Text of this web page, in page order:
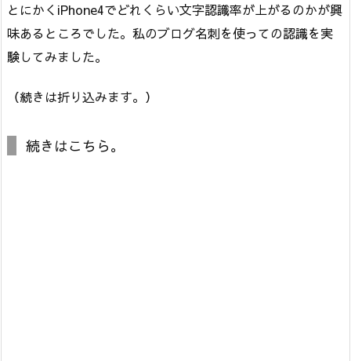
とにかくiPhone4でどれくらい文字認識率が上がるのかが興
味あるところでした。私のブログ名刺を使っての認識を実
験してみました。
（続きは折り込みます。）
続きはこちら。